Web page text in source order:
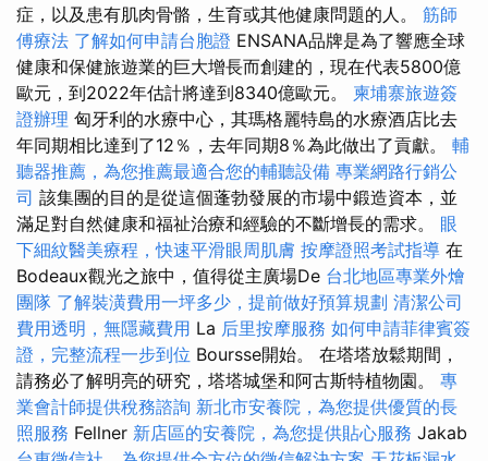
症，以及患有肌肉骨骼，生育或其他健康問題的人。 筋師
傅療法 了解如何申請台胞證 ENSANA品牌是為了響應全球
健康和保健旅遊業的巨大增長而創建的，現在代表5800億
歐元，到2022年估計將達到8340億歐元。 柬埔寨旅遊簽
證辦理 匈牙利的水療中心，其瑪格麗特島的水療酒店比去
年同期相比達到了12％，去年同期8％為此做出了貢獻。 輔
聽器推薦，為您推薦最適合您的輔聽設備 專業網路行銷公
司 該集團的目的是從這個蓬勃發展的市場中鍛造資本，並
滿足對自然健康和福祉治療和經驗的不斷增長的需求。 眼
下細紋醫美療程，快速平滑眼周肌膚 按摩證照考試指導 在
Bodeaux觀光之旅中，值得從主廣場De 台北地區專業外燴
團隊 了解裝潢費用一坪多少，提前做好預算規劃 清潔公司
費用透明，無隱藏費用 La 后里按摩服務 如何申請菲律賓簽
證，完整流程一步到位 Boursse開始。 在塔塔放鬆期間，
請務必了解明亮的研究，塔塔城堡和阿古斯特植物園。 專
業會計師提供稅務諮詢 新北市安養院，為您提供優質的長
照服務 Fellner 新店區的安養院，為您提供貼心服務 Jakab